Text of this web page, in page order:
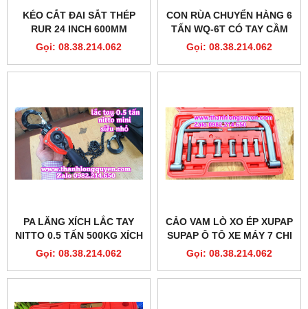
KÉO CẮT ĐAI SẮT THÉP
RUR 24 INCH 600MM
MODEL R4043
Gọi: 08.38.214.062
CON RÙA CHUYỂN HÀNG 6
TẤN WQ-6T CÓ TAY CẦM
ĐIỀU HƯỚNG 180 ĐỘ
Gọi: 08.38.214.062
PA LĂNG XÍCH LẮC TAY
NITTO 0.5 TẤN 500KG XÍCH
DÀI 1.5 MÉT VR-05 SIÊU
TAY
Gọi: 08.38.214.062
CẢO VAM LÒ XO ÉP XUPAP
SUPAP Ô TÔ XE MÁY 7 CHI
TIẾT
Gọi: 08.38.214.062